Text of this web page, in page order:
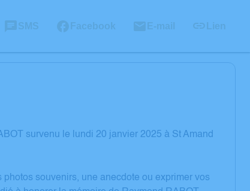
SMS Facebook E-mail Lien
survenu le lundi 20 janvier 2025 à St Amand
souvenirs, une anecdote ou exprimer vos